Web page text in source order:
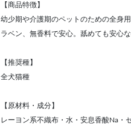
【商品特徴】
幼少期や介護期のペットのための全身
ラベン、無香料で安心。舐めても安心
【推奨種】
全犬猫種
【原材料・成分】
レーヨン系不織布・水・安息香酸Na・